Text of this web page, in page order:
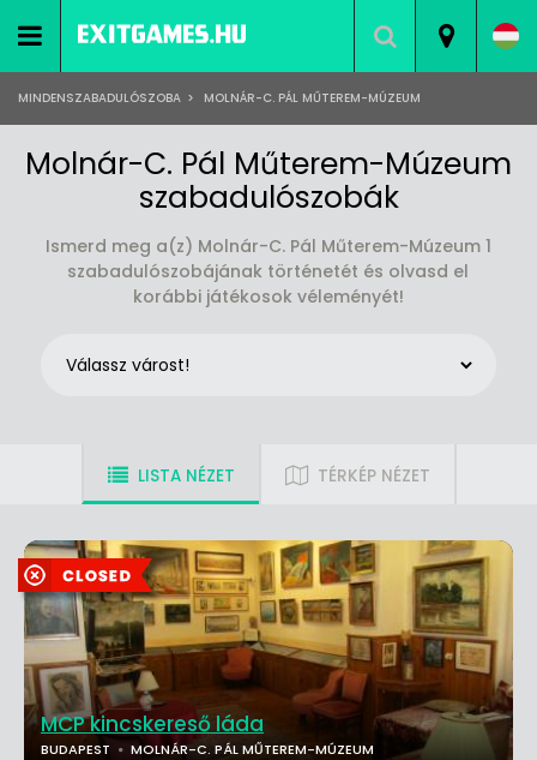
MINDENSZABADULÓSZOBA > MOLNÁR-C. PÁL MŰTEREM-MÚZEUM
Molnár-C. Pál Műterem-Múzeum
szabadulószobák
Ismerd meg a(z) Molnár-C. Pál Műterem-Múzeum 1
szabadulószobájának történetét és olvasd el
korábbi játékosok véleményét!
LISTA NÉZET TÉRKÉP NÉZET
MCP kincskereső láda
BUDAPEST MOLNÁR-C. PÁL MŰTEREM-MÚZEUM